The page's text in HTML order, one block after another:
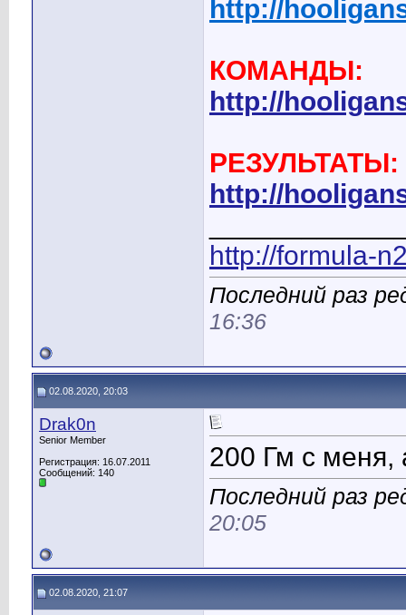
http://
КОМАНДЫ:
http://
РЕЗУЛЬТАТЫ:
http://
http://formula-
Последний раз
16:36
02.08.2020, 20:03
Drak0n
Senior Member
Регистрация: 16.07.2011
Сообщений: 140
200 Гм с
Последний раз
20:05
02.08.2020, 21:07